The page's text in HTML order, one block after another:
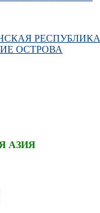
РЕСПУБЛИКА
ОСТРОВА
АЗИЯ